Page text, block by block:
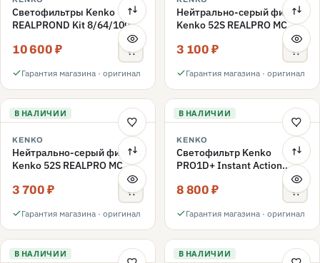
Светофильтры Kenko
REALPROND Kit 8/64/1000
10 600 ₽
Гарантия магазина · оригинал
Нейтрально-серый фильтр
Kenko 52S REALPRO MC
3 100 ₽
Гарантия магазина · оригинал
В НАЛИЧИИ
KENKO
Нейтрально-серый фильтр
Kenko 52S REALPRO MC
3 700 ₽
Гарантия магазина · оригинал
В НАЛИЧИИ
KENKO
Светофильтр Kenko
PRO1D+ Instant Action
Variable NDX3-450+C-PLS
переменной плотности
8 800 ₽
Гарантия магазина · оригинал
В НАЛИЧИИ В НАЛИЧИИ